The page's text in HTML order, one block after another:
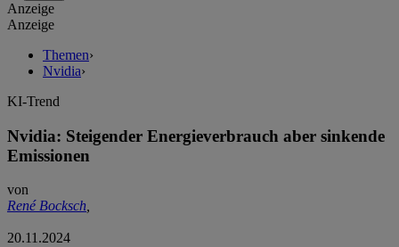
Anzeige
Anzeige
Themen›
Nvidia›
KI-Trend
Nvidia: Steigender Energieverbrauch aber sinkende
Emissionen
von
René Bocksch,
20.11.2024